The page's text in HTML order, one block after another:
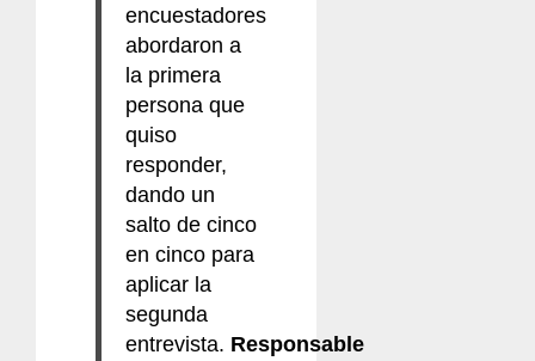
encuestadores
abordaron a
la primera
persona que
quiso
responder,
dando un
salto de cinco
en cinco para
aplicar la
segunda
entrevista. Responsable